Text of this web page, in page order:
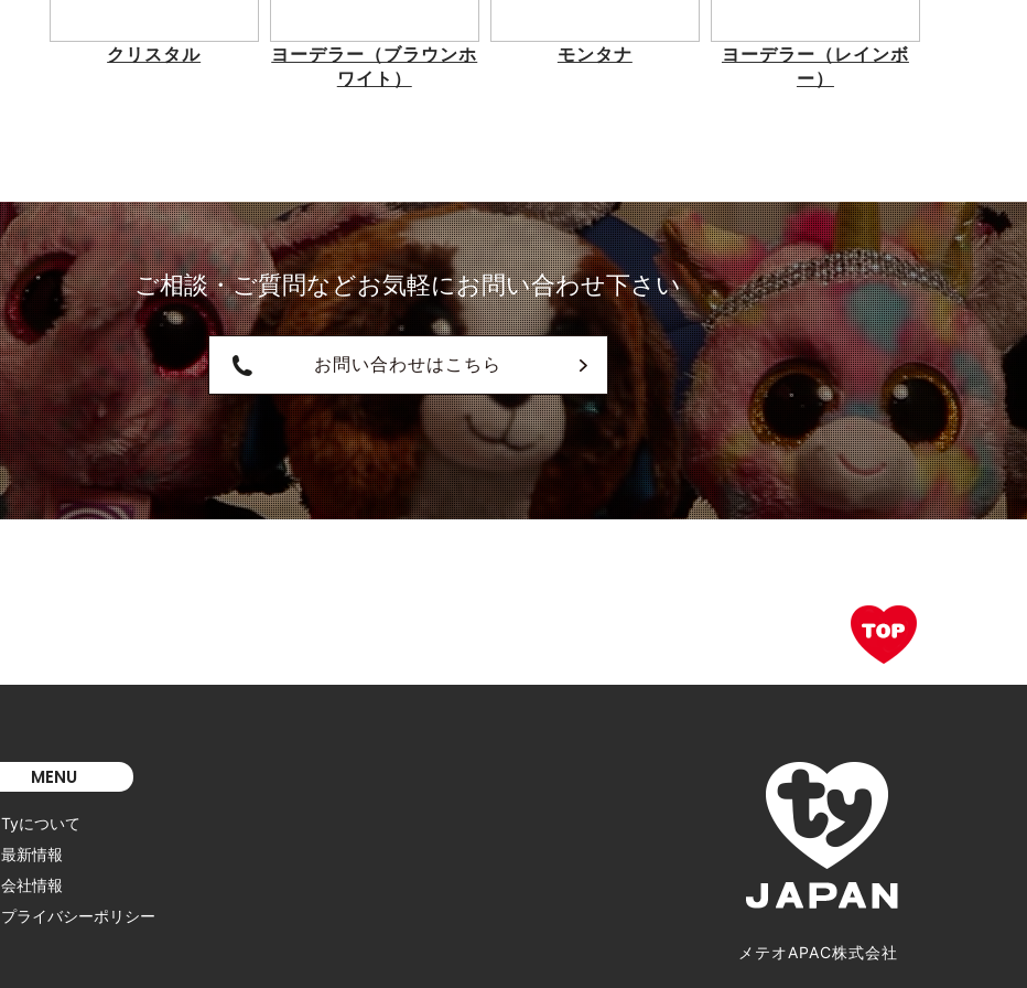
クリスタル
ヨーデラー（ブラウンホ
ワイト）
モンタナ
ヨーデラー（レインボ
ー）
ご相談・ご質問などお気軽にお問い合わせ下さい
お問い合わせはこちら
MENU
Tyについて
最新情報
会社情報
プライバシーポリシー
メテオAPAC株式会社